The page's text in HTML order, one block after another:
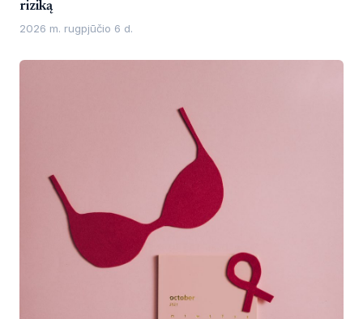
riziką
2026 m. rugpjūčio 6 d.